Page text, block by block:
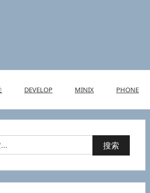
DEVELOP MINIX PHONE